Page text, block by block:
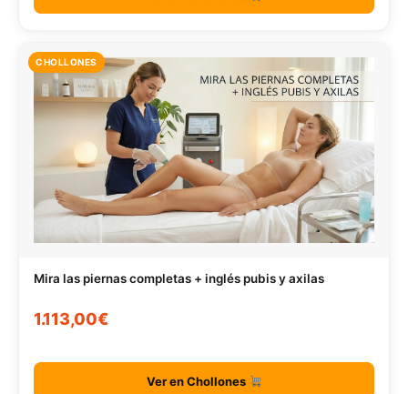
CHOLLONES
Mira las piernas completas + inglés pubis y axilas
1.113,00€
Ver en Chollones